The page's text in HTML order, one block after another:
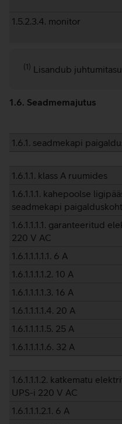
1.5.2.3.4. monitor
(1) Lisandub
1.6. Seadmemajutus
1.6.1. seadmekapi
1.6.1.1. klass A ruumides
1.6.1.1.1. kahepoolse
seadmekapi paigalduskoht
1.6.1.1.1.1. garanteeritud
220 V AC
1.6.1.1.1.1.1. 6 A
1.6.1.1.1.1.2. 10 A
1.6.1.1.1.1.3. 16 A
1.6.1.1.1.1.4. 20 A
1.6.1.1.1.1.5. 25 A
1.6.1.1.1.1.6. 32 A
1.6.1.1.1.2. katkematu
UPS-i 220 V AC
1.6.1.1.1.2.1. 6 A